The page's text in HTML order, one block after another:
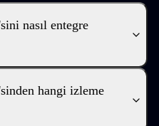
nasıl entegre
hangi izleme